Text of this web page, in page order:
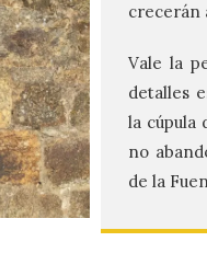
crecerán
Vale la
detalles
la cúpula
no
de la